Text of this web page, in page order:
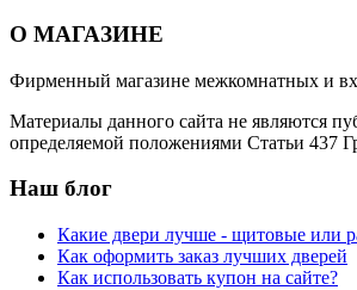
О МАГАЗИНЕ
Фирменный магазине межкомнатных и
Материалы данного сайта не являются
определяемой положениями Статьи 437
Наш блог
Какие двери лучше - щитовые или
Как оформить заказ лучших дверей
Как использовать купон на сайте?